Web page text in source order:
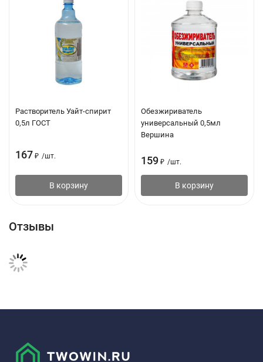
Растворитель Уайт-спирит
0,5л ГОСТ
167 ₽ /шт.
В корзину
Обезжириватель
универсальный 0,5мл
Вершина
159 ₽ /шт.
В корзину
Отзывы